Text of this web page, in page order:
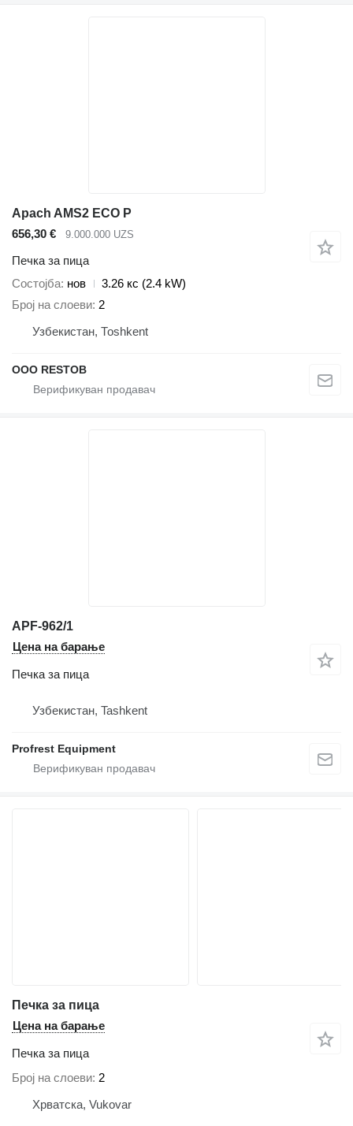
Apach AMS2 ECO P
656,30 €
9.000.000 UZS
Печка за пица
Состојба нов
3.26 кс (2.4 kW)
Број на слоеви 2
Узбекистан, Тоshkent
OOO RESTOB
APF-962/1
Цена на барање
Печка за пица
Узбекистан, Tashkent
Profrest Equipment
Печка за пица
Цена на барање
Печка за пица
Број на слоеви 2
Хрватска, Vukovar